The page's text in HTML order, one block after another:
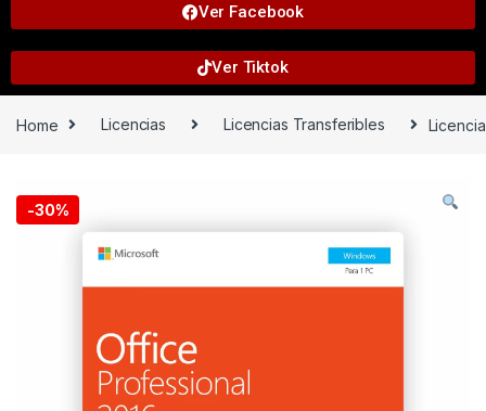
Ver Facebook
Ver Tiktok
Home Licencias Licencias Transferibles
-30%